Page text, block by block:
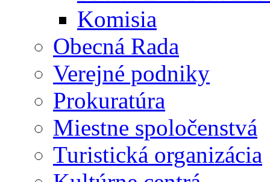
Komisia
Obecná Rada
Verejné podniky
Prokuratúra
Miestne spoločenstvá
Turistická organizácia